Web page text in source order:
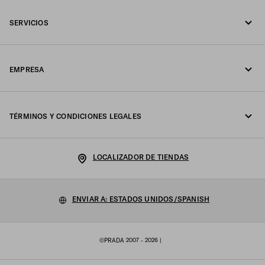
SERVICIOS
EMPRESA
Trabaja con nosotros
TÉRMINOS Y CONDICIONES LEGALES
Configuración de las cookies
Condiciones de venta
©PRADA 2007 - 2026 |
LOCALIZADOR DE TIENDAS
ENVIAR A: ESTADOS UNIDOS/SPANISH